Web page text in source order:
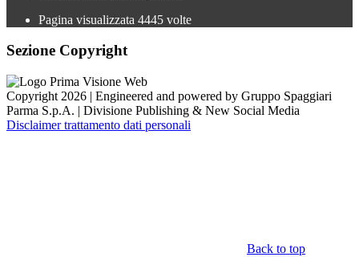
Pagina visualizzata 4445 volte
Sezione Copyright
Copyright 2026 | Engineered and powered by Gruppo Spaggiari
Parma S.p.A. | Divisione Publishing & New Social Media
Disclaimer trattamento dati personali
Back to top